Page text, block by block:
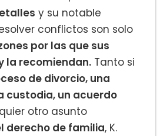
y su notable
conflictos son solo
por las que sus
la recomiendan. Tanto si
de divorcio, una
custodia, un acuerdo
otro asunto
derecho de familia, K.